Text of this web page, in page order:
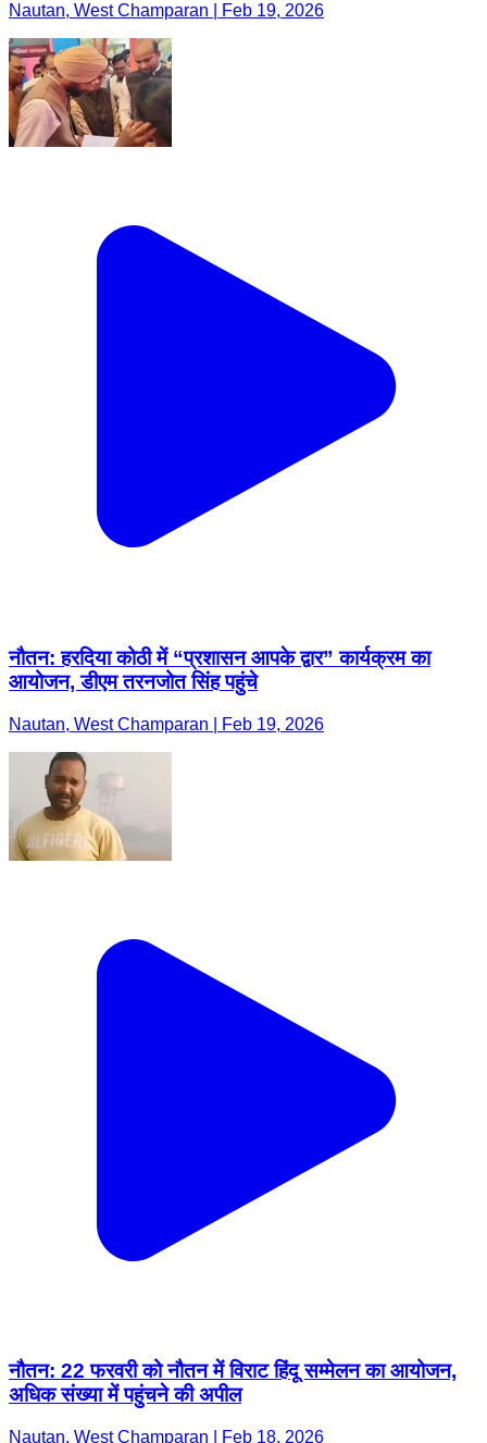
Nautan, West Champaran | Feb 19, 2026
नौतन: हरदिया कोठी में “प्रशासन आपके द्वार” कार्यक्रम का
आयोजन, डीएम तरनजोत सिंह पहुंचे
Nautan, West Champaran | Feb 19, 2026
नौतन: 22 फरवरी को नौतन में विराट हिंदू सम्मेलन का आयोजन,
अधिक संख्या में पहुंचने की अपील
Nautan, West Champaran | Feb 18, 2026